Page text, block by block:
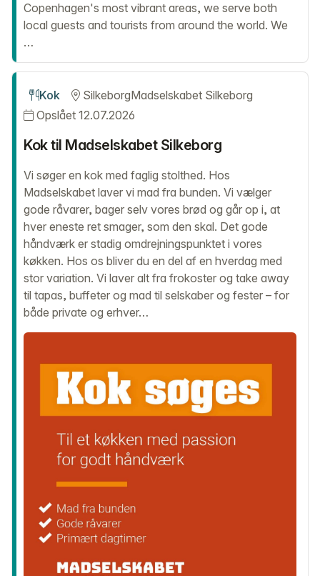
Copenhagen's most vibrant areas, we serve both
local guests and tourists from around the world. We
…
Kok SilkeborgMadselskabet Silkeborg
Opslået 12.07.2026
Kok til Madselskabet Silkeborg
Vi søger en kok med faglig stolthed. Hos
Madselskabet laver vi mad fra bunden. Vi vælger
gode råvarer, bager selv vores brød og går op i, at
hver eneste ret smager, som den skal. Det gode
håndværk er stadig omdrejningspunktet i vores
køkken. Hos os bliver du en del af en hverdag med
stor variation. Vi laver alt fra frokoster og take away
til tapas, buffeter og mad til selskaber og fester – for
både private og erhver…